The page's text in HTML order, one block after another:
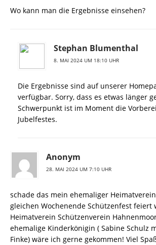
Wo kann man die Ergebnisse einsehen?
Stephan Blumenthal
8. MAI 2024 UM 18:10 UHR
Die Ergebnisse sind auf unserer
verfügbar. Sorry, dass es etwas länger
Schwerpunkt ist im Moment die
Jubelfestes.
Anonym
28. MAI 2024 UM 7:10 UHR
schade das mein ehemaliger
gleichen Wochenende Schützenfest feiert
Heimatverein Schützenverein
ehemalige Kinderkönigin ( Sabine Schulz
Finke) wäre ich gerne gekommen! Viel